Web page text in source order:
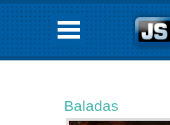
Baladas